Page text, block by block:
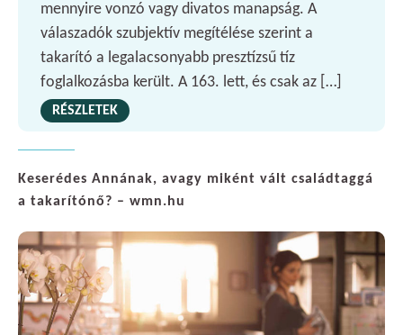
mennyire vonzó vagy divatos manapság. A
válaszadók szubjektív megítélése szerint a
takarító a legalacsonyabb presztízsű tíz
foglalkozásba került. A 163. lett, és csak az […]
RÉSZLETEK
Keserédes Annának, avagy miként vált családtaggá
a takarítónő? – wmn.hu